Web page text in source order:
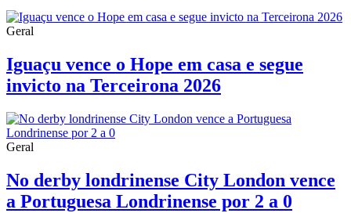
Geral
Iguaçu vence o Hope em casa e segue
invicto na Terceirona 2026
Geral
No derby londrinense City London vence
a Portuguesa Londrinense por 2 a 0